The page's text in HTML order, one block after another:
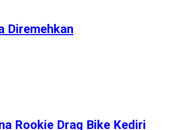
Diremehkan
Rookie Drag Bike Kediri